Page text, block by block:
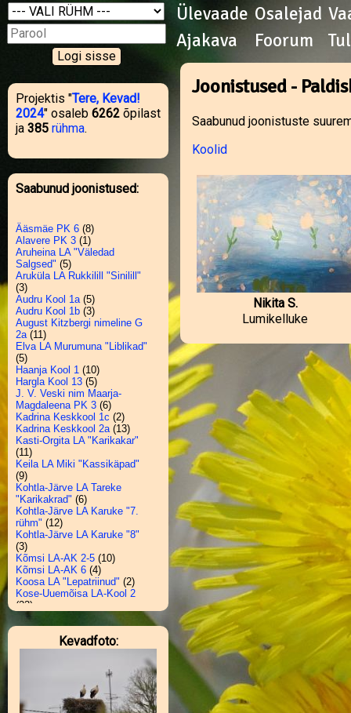
Projektis "Tere, Kevad!
2024" osaleb 6262 õpilast
ja 385 rühma.
Saabunud joonistused:
Ääsmäe PK 6 (8)
Alavere PK 3 (1)
Aruheina LA "Väledad
Salgsed" (5)
Aruküla LA Rukkilill "Sinilill"
(3)
Audru Kool 1a(5)
Audru Kool 1b (3)
August Kitzbergi nimeline G
2a(11)
Elva LA Murumuna "Liblikad"
(5)
Haanja Kool 1 (10)
Hargla Kool 13 (5)
J. V. Veski nim Maarja-
Magdaleena PK 3 (6)
Kadrina Keskkool 1c (2)
Kadrina Keskkool 2a(13)
Kasti-Orgita LA "Karikakar"
(11)
Keila LA Miki "Kassikäpad"
(9)
Kohtla-Järve LA Tareke
"Karikakrad" (6)
Kohtla-Järve LA Karuke "7.
rühm" (12)
Kohtla-Järve LA Karuke "8"
(3)
Kõmsi LA-AK 2-5 (10)
Kõmsi LA-AK 6 (4)
Koosa LA "Lepatriinud" (2)
Kose-Uuemõisa LA-Kool 2
(23)
Krootuse PK 2
Kuldre Kool 5-6(3)
Kuressaare Hariduse Kool 2d
(19)
Laekvere PK 1(7)
Laekvere PK 2(25)
Kevadfoto:
Ülevaade Osalejad
Ajakava
Foorum
Joonistused -
Saabunud joonistuste
Koolid
Nikita S.
Lumikelluke